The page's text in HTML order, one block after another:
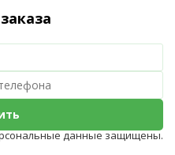
данные защищены.